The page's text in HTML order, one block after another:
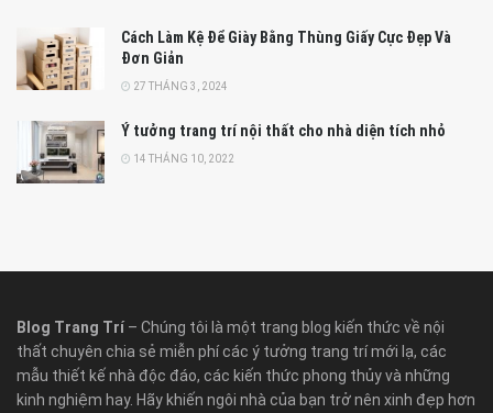
Cách Làm Kệ Để Giày Bằng Thùng Giấy Cực Đẹp Và
Đơn Giản
27 THÁNG 3, 2024
Ý tưởng trang trí nội thất cho nhà diện tích nhỏ
14 THÁNG 10, 2022
Blog Trang Trí – Chúng tôi là một trang blog kiến thức về nội
thất chuyên chia sẻ miễn phí các ý tưởng trang trí mới lạ, các
mẫu thiết kế nhà độc đáo, các kiến thức phong thủy và những
kinh nghiệm hay. Hãy khiến ngôi nhà của bạn trở nên xinh đẹp hơn